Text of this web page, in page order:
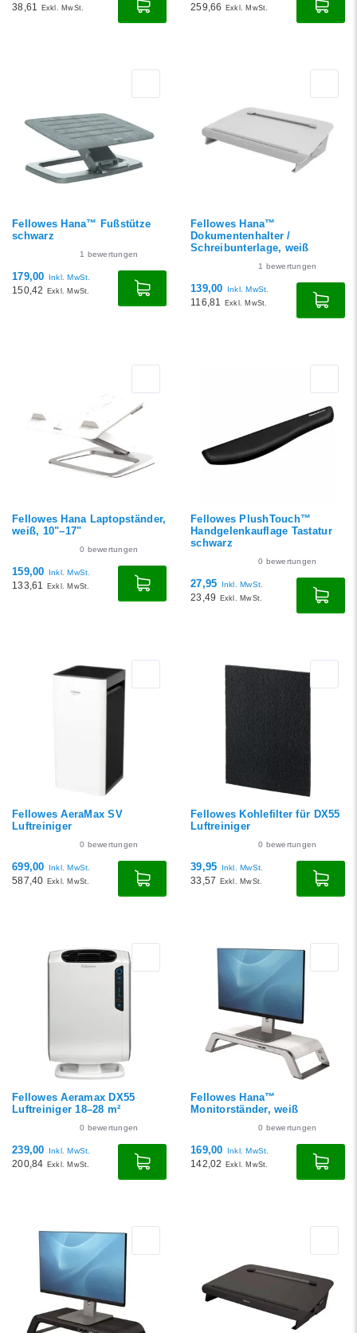
38,61 Exkl. MwSt. 259,66 Exkl. MwSt.
Fellowes Hana™ Fußstütze
schwarz
1 bewertungen
179,00 Inkl. MwSt.
150,42 Exkl. MwSt.
Fellowes Hana™
Dokumentenhalter /
Schreibunterlage, weiß
1 bewertungen
139,00 Inkl. MwSt.
116,81 Exkl. MwSt.
Fellowes Hana Laptopständer,
weiß, 10"–17"
0 bewertungen
159,00 Inkl. MwSt.
133,61 Exkl. MwSt.
Fellowes PlushTouch™
Handgelenkauflage Tastatur
schwarz
0 bewertungen
27,95 Inkl. MwSt.
23,49 Exkl. MwSt.
Fellowes AeraMax SV
Luftreiniger
0 bewertungen
699,00 Inkl. MwSt.
587,40 Exkl. MwSt.
Fellowes Kohlefilter für DX55
Luftreiniger
0 bewertungen
39,95 Inkl. MwSt.
33,57 Exkl. MwSt.
Fellowes Aeramax DX55
Luftreiniger 18–28 m²
0 bewertungen
239,00 Inkl. MwSt.
200,84 Exkl. MwSt.
Fellowes Hana™
Monitorständer, weiß
0 bewertungen
169,00 Inkl. MwSt.
142,02 Exkl. MwSt.